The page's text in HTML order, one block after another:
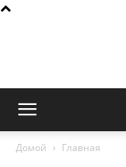
Домой Главная